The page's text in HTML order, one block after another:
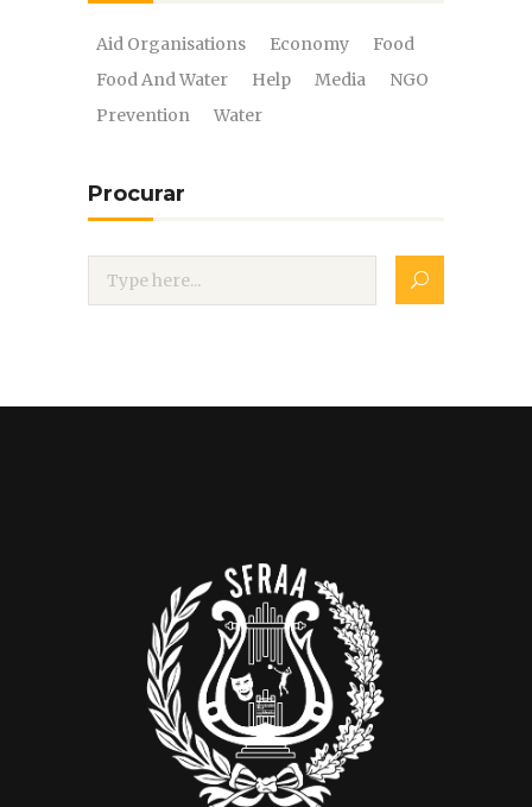
Aid Organisations Economy
Food
Food And Water
Help Media
NGO
Prevention
Water
Procurar